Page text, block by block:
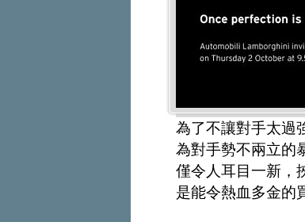
為了不讓對手太過
為對手勢不兩立的
僅令人耳目一新，
是能令熱血多金的